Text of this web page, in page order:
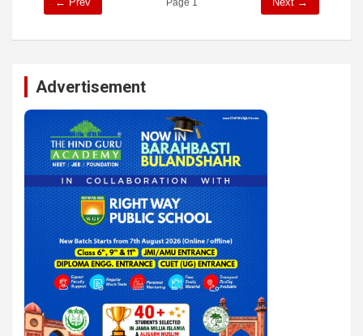
Page 1
Advertisement